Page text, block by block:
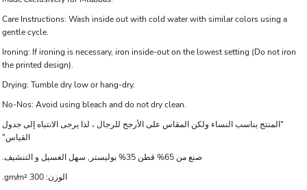
Care Instructions: Wash inside out with cold water with similar colors using a
gentle cycle.
Ironing: If ironing is necessary, iron inside-out on the lowest setting (Do not iron
the printed design).
Drying: Tumble dry low or hang-dry.
No-Nos: Avoid using bleach and do not dry clean.
"المنتج يناسب النساء ولكن المقاس على الأرجح للرجال ، لذا يرجى الانتباه إلى جدول
القياس"
صنع من 65% قطن 35% بوليستر, سهل الغسيل و التنشيف.
الوزن: 300 gm/m².